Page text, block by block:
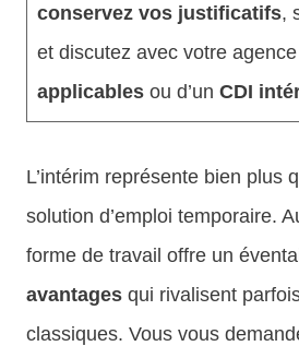
conservez vos justificatifs,
et discutez avec votre
applicables ou d’un CDI
L’intérim représente bien plus
solution d’emploi temporaire.
forme de travail offre un
avantages qui rivalisent
classiques. Vous vous